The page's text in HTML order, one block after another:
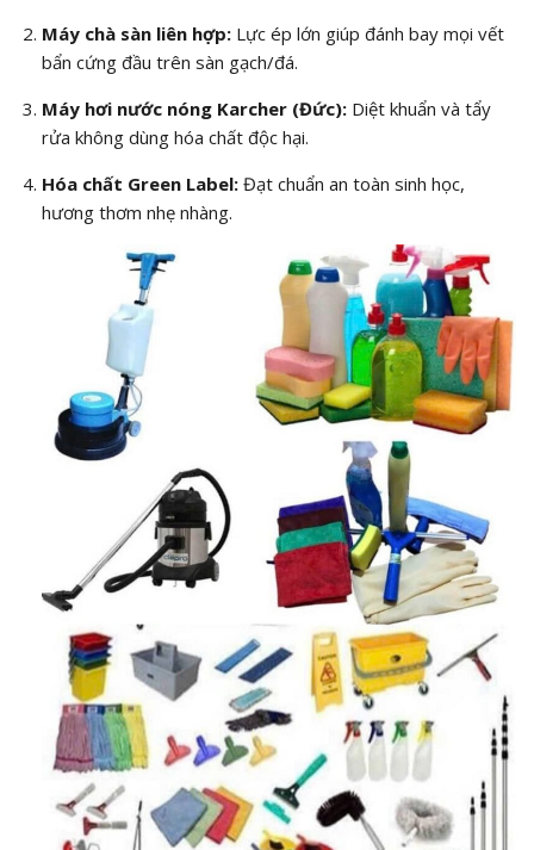
Máy chà sàn liên hợp:Lực ép lớn giúp đánh bay mọi vết
bẩn cứng đầu trên sàn gạch/đá.
Máy hơi nước nóng Karcher (Đức):Diệt khuẩn và tẩy
rửa không dùng hóa chất độc hại.
Hóa chất Green Label:Đạt chuẩn an toàn sinh học,
hương thơm nhẹ nhàng.